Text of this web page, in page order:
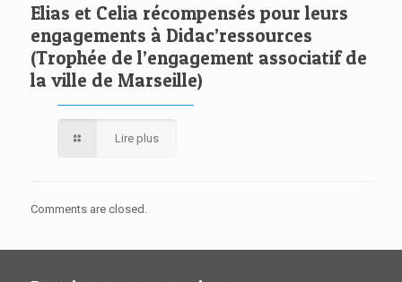
Elias et Celia récompensés pour leurs
engagements à Didac’ressources
(Trophée de l’engagement associatif de
la ville de Marseille)
Lire plus
Comments are closed.